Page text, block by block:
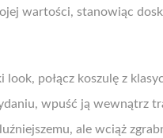
wartości, stanowiąc
połącz koszulę z
wpuść ją wewnątrz
ale wciąż